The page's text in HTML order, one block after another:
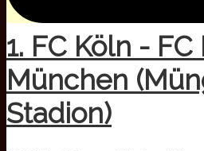
1. FC Köln - FC
München
Stadion)